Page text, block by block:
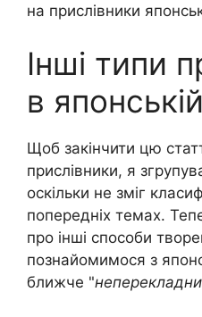
на прислівники
Інші типи
в
Щоб закінчити цю
прислівники, я
оскільки не зміг
попередніх темах.
про інші способи
познайомимося з
ближче "